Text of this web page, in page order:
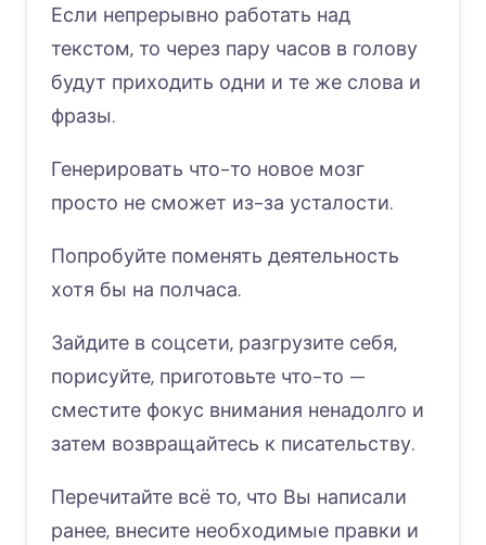
Если непрерывно работать над
текстом, то через пару часов в голову
будут приходить одни и те же слова и
фразы.
Генерировать что-то новое мозг
просто не сможет из-за усталости.
Попробуйте поменять деятельность
хотя бы на полчаса.
Зайдите в соцсети, разгрузите себя,
порисуйте, приготовьте что-то —
сместите фокус внимания ненадолго и
затем возвращайтесь к писательству.
Перечитайте всё то, что Вы написали
ранее, внесите необходимые правки и